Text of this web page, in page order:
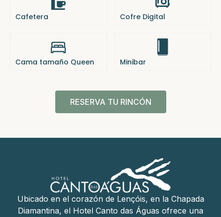
Cafetera Cofre Digital
Cama tamaño Queen Minibar
RESERVA TU RINCÓN
Ubicado en el corazón de Lençóis, en la Chapada
Diamantina, el Hotel Canto das Águas ofrece una